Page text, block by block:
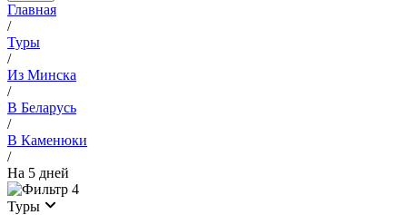
Главная
/
Туры
/
Из Минска
/
В Беларусь
/
В Каменюки
/
На 5 дней
4
Туры